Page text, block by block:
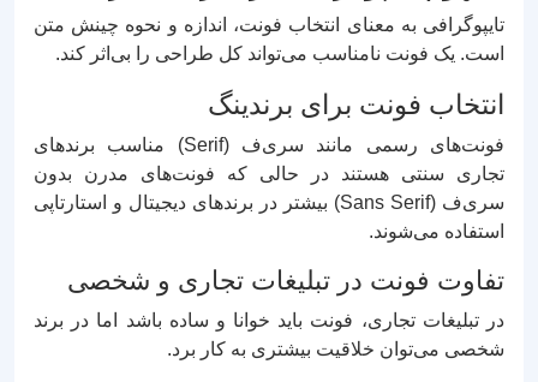
تایپوگرافی به معنای انتخاب فونت، اندازه و نحوه چینش متن
است. یک فونت نامناسب می‌تواند کل طراحی را بی‌اثر کند.
انتخاب فونت برای برندینگ
فونت‌های رسمی مانند سری‌ف (Serif) مناسب برندهای
تجاری سنتی هستند در حالی که فونت‌های مدرن بدون
سری‌ف (Sans Serif) بیشتر در برندهای دیجیتال و استارتاپی
استفاده می‌شوند.
تفاوت فونت در تبلیغات تجاری و شخصی
در تبلیغات تجاری، فونت باید خوانا و ساده باشد اما در برند
شخصی می‌توان خلاقیت بیشتری به کار برد.